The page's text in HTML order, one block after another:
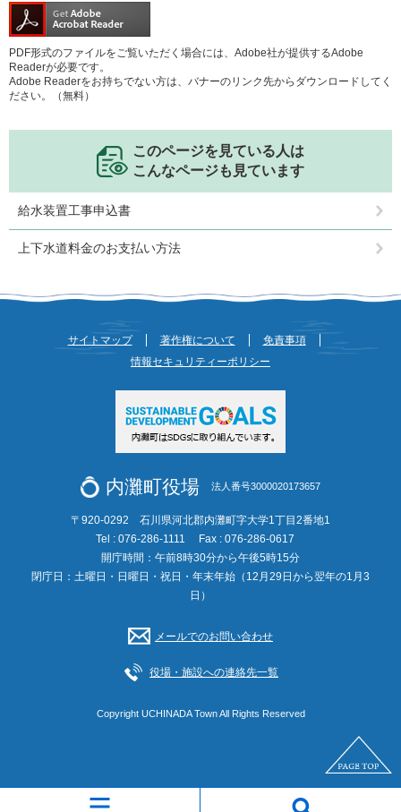
PDF形式のファイルをご覧いただく場合には、Adobe社が提供するAdobe
Readerが必要です。
Adobe Readerをお持ちでない方は、バナーのリンク先からダウンロードしてく
ださい。（無料）
このページを見ている人は
こんなページも見ています
給水装置工事申込書
上下水道料金のお支払い方法
サイトマップ 著作権について
免責事項
情報セキュリティーポリシー
内灘町役場 法人番号3000020173657
〒920-0292 石川県河北郡内灘町字大学1丁目2番地1
Tel : 076-286-1111
Fax : 076-286-0617
開庁時間：午前8時30分から午後5時15分
閉庁日：土曜日・日曜日・祝日・年末年始（12月29日から翌年の1月3
日）
メールでのお問い合わせ
役場・施設への連絡先一覧
Copyright UCHINADA Town All Rights Reserved